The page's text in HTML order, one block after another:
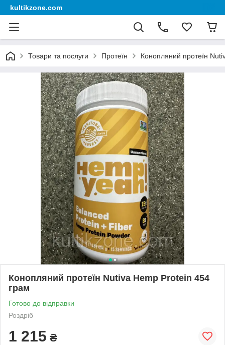
kultikzone.com
Товари та послуги Протеїн Конопляний протеїн
Конопляний протеїн Nutiva Hemp Protein 454
грам
Готово до відправки
Роздріб
1 215 ₴